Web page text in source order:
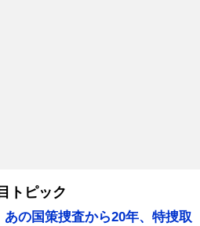
トピック
の国策捜査から20年、特捜取